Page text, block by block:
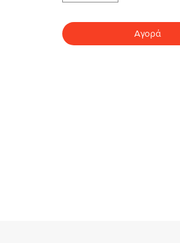
Αγορά